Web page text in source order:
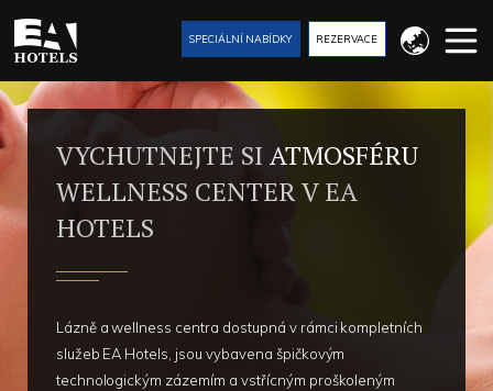
SPECIÁLNÍ NABÍDKY REZERVACE
VYCHUTNEJTE SI ATMOSFÉRU
WELLNESS CENTER V EA
HOTELS
Lázně a wellness centra dostupná v rámci kompletních
služeb EA Hotels, jsou vybavena špičkovým
technologickým zázemím a vstřícným proškoleným